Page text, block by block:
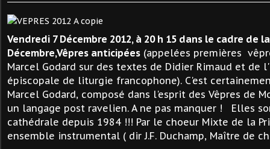
Vendredi 7 Décembre 2012, à 20 h 15 dans le cadre de
Décembre,Vêpres anticipées (appelées premières
Marcel Godard sur des textes de Didier Rimaud et de l'
épiscopale de liturgie francophone). C'est
Marcel Godard, composé dans l'esprit des Vêpres de
un langage post ravelien. A ne pas manquer ! Elles
cathédrale depuis 1984 !!! Par le choeur Mixte de la
ensemble instrumental ( dir J.F. Duchamp, Maître de